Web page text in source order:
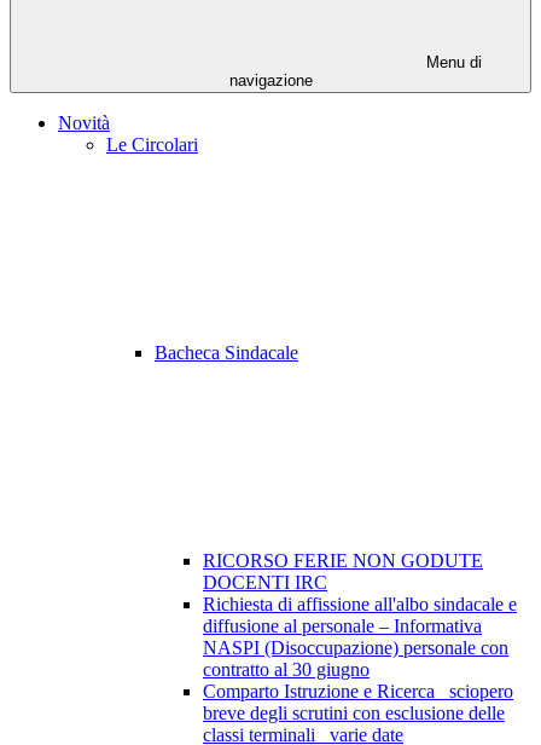
Menu di
navigazione
Novità
Le Circolari
Bacheca Sindacale
RICORSO FERIE NON GODUTE
DOCENTI IRC
Richiesta di affissione all'albo sindacale e
diffusione al personale – Informativa
NASPI (Disoccupazione) personale con
contratto al 30 giugno
Comparto Istruzione e Ricerca_ sciopero
breve degli scrutini con esclusione delle
classi terminali_ varie date